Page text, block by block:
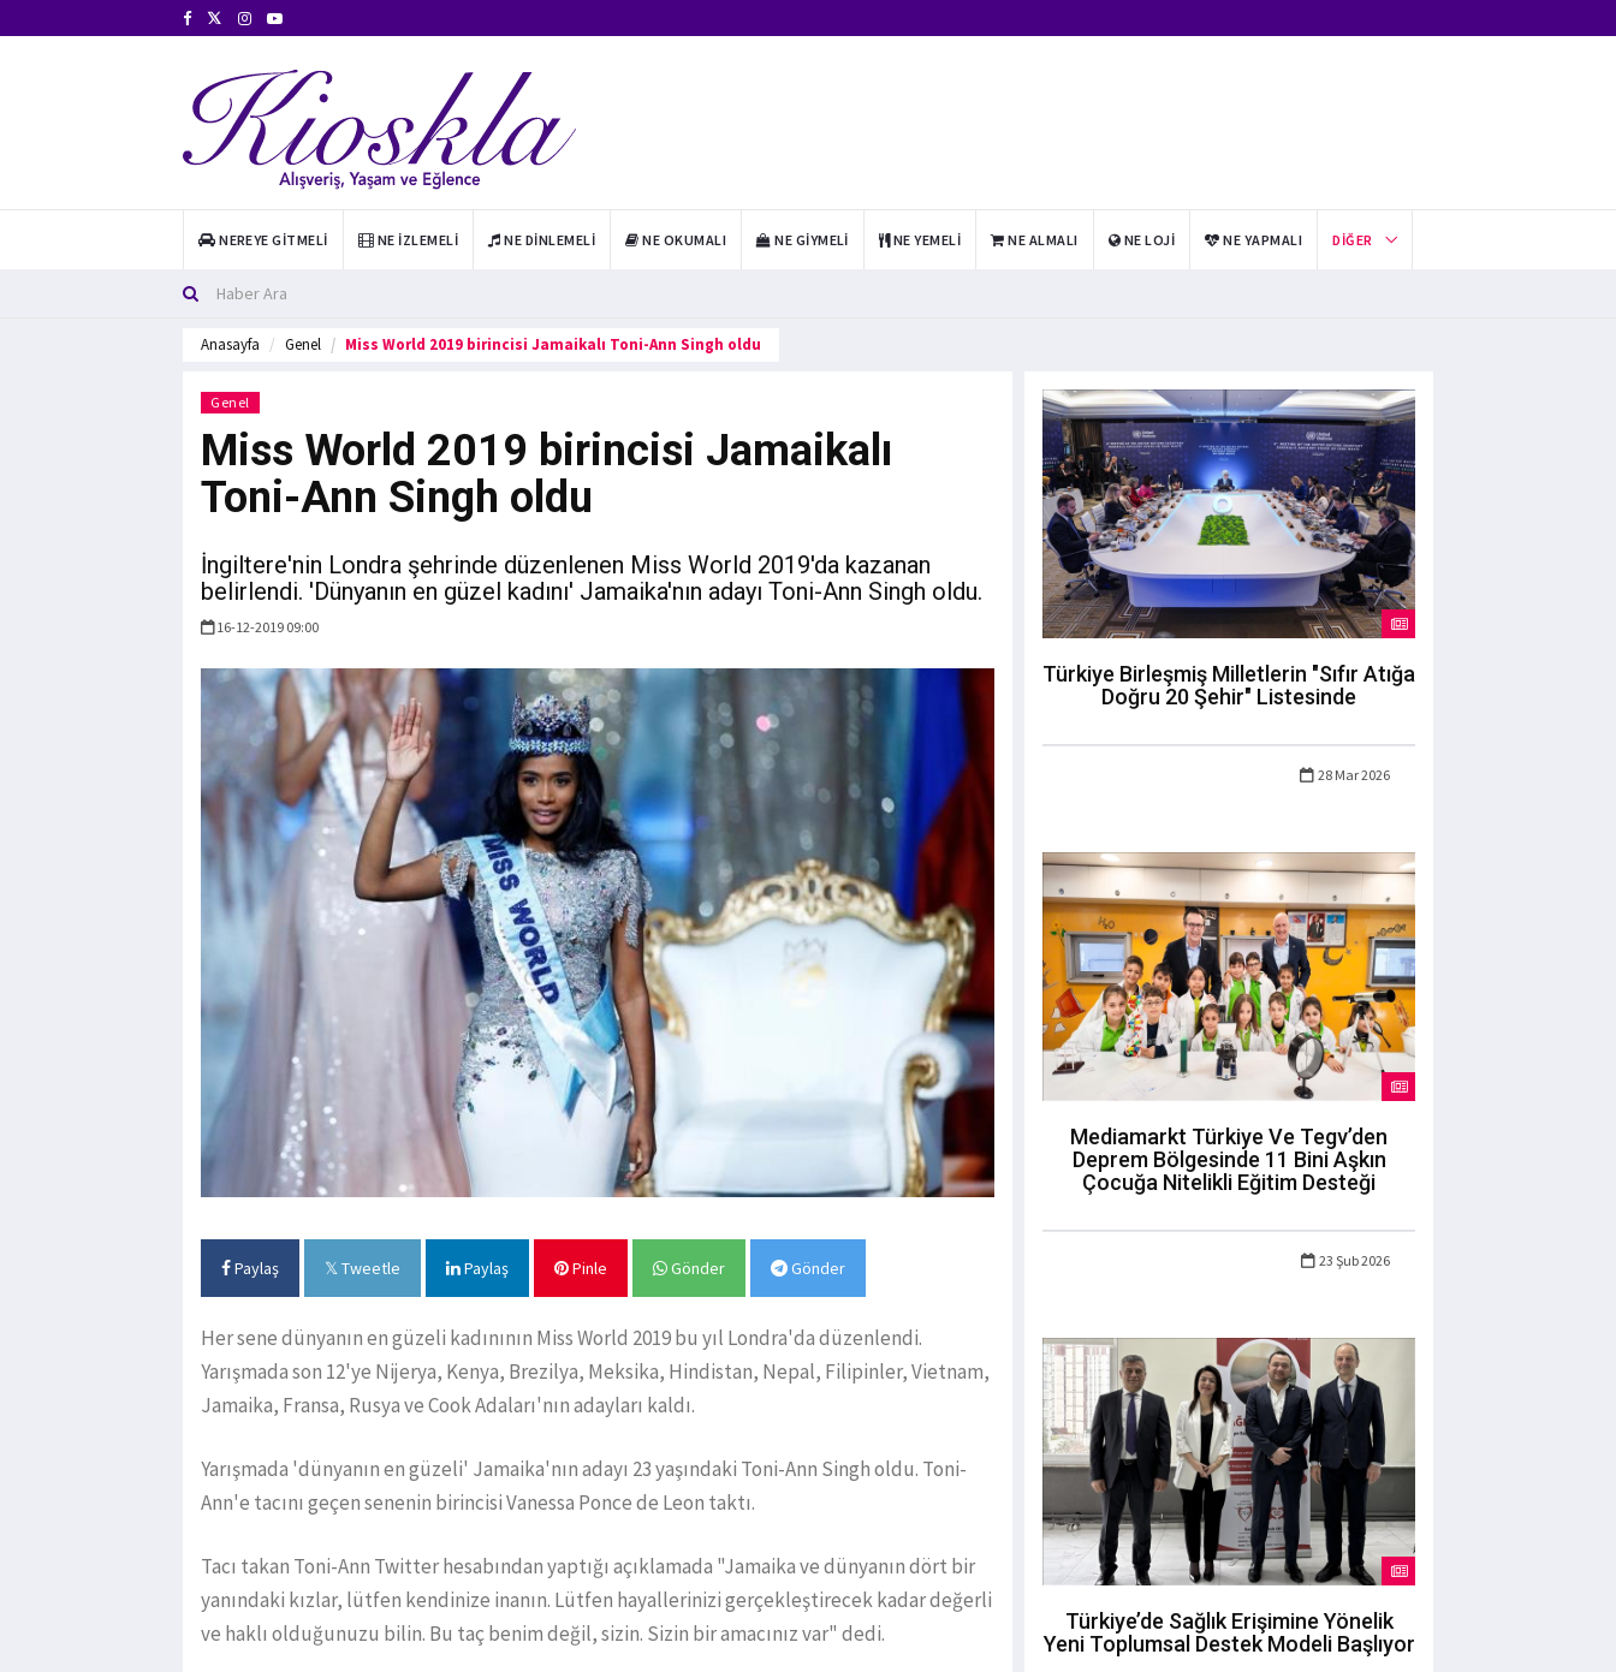
NEREYE GITMELI NE İZLEMELI NE DINLEMELI NE OKUMALI NE GIYMELI NE YEMELI NE ALMALI NE LOJI NE YAPMALI DIĞER
Anasayfa Genel Miss World 2019 birincisi Jamaikalı Toni-Ann Singh oldu
Genel
Miss World 2019 birincisi Jamaikalı
Toni-Ann Singh oldu
İngiltere'nin Londra şehrinde düzenlenen Miss World 2019'da kazanan
belirlendi. 'Dünyanın en güzel kadını' Jamaika'nın adayı Toni-Ann Singh oldu.
16-12-2019 09:00
Paylaş Tweetle Paylaş Pinle Gönder Gönder
Her sene dünyanın en güzeli kadınının Miss World 2019 bu yıl Londra'da düzenlendi.
Yarışmada son 12'ye Nijerya, Kenya, Brezilya, Meksika, Hindistan, Nepal, Filipinler, Vietnam,
Jamaika, Fransa, Rusya ve Cook Adaları'nın adayları kaldı.
​Yarışmada 'dünyanın en güzeli' Jamaika'nın adayı 23 yaşındaki Toni-Ann Singh oldu. Toni-
Ann'e tacını geçen senenin birincisi Vanessa Ponce de Leon taktı.
​Tacı takan Toni-Ann Twitter hesabından yaptığı açıklamada "Jamaika ve dünyanın dört bir
yanındaki kızlar, lütfen kendinize inanın. Lütfen hayallerinizi gerçekleştirecek kadar değerli
ve haklı olduğunuzu bilin. Bu taç benim değil, sizin. Sizin bir amacınız var" dedi.
Türkiye Birleşmiş Milletlerin "Sıfır Atığa
Doğru 20 Şehir" Listesinde
28 Mar 2026
Mediamarkt Türkiye Ve Tegv’den
Deprem Bölgesinde 11 Bini Aşkın
Çocuğa Nitelikli Eğitim Desteği
23 Şub 2026
Türkiye’de Sağlık Erişimine Yönelik
Yeni Toplumsal Destek Modeli Başlıyor